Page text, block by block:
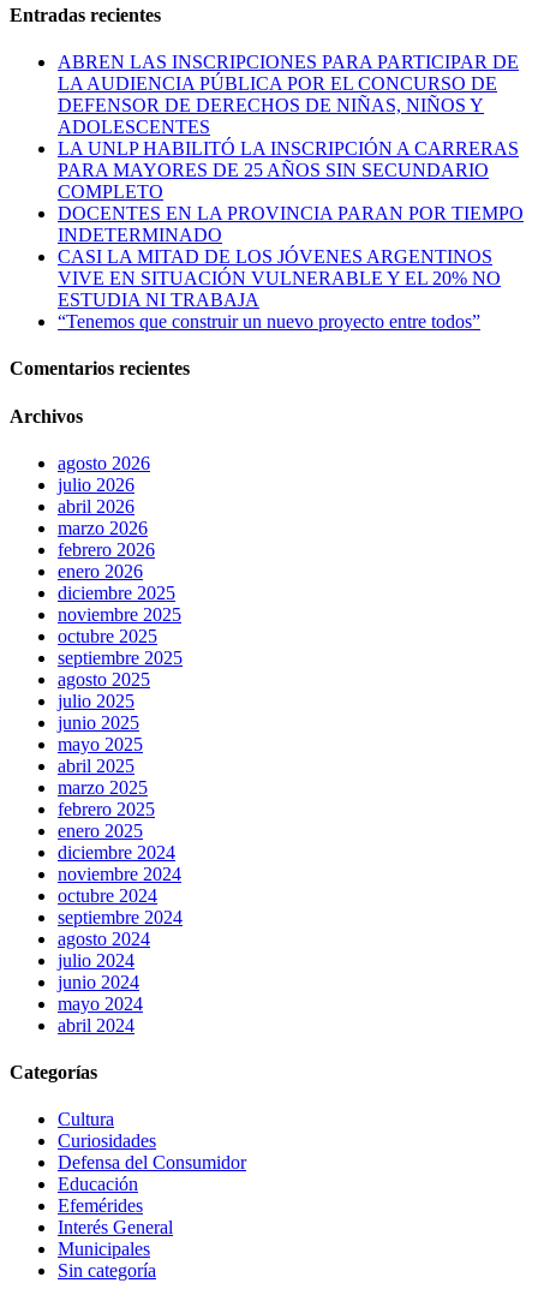
Entradas recientes
ABREN LAS INSCRIPCIONES PARA PARTICIPAR DE
LA AUDIENCIA PÚBLICA POR EL CONCURSO DE
DEFENSOR DE DERECHOS DE NIÑAS, NIÑOS Y
ADOLESCENTES
LA UNLP HABILITÓ LA INSCRIPCIÓN A CARRERAS
PARA MAYORES DE 25 AÑOS SIN SECUNDARIO
COMPLETO
DOCENTES EN LA PROVINCIA PARAN POR TIEMPO
INDETERMINADO
CASI LA MITAD DE LOS JÓVENES ARGENTINOS
VIVE EN SITUACIÓN VULNERABLE Y EL 20% NO
ESTUDIA NI TRABAJA
“Tenemos que construir un nuevo proyecto entre todos”
Comentarios recientes
Archivos
agosto 2026
julio 2026
abril 2026
marzo 2026
febrero 2026
enero 2026
diciembre 2025
noviembre 2025
octubre 2025
septiembre 2025
agosto 2025
julio 2025
junio 2025
mayo 2025
abril 2025
marzo 2025
febrero 2025
enero 2025
diciembre 2024
noviembre 2024
octubre 2024
septiembre 2024
agosto 2024
julio 2024
junio 2024
mayo 2024
abril 2024
Categorías
Cultura
Curiosidades
Defensa del Consumidor
Educación
Efemérides
Interés General
Municipales
Sin categoría